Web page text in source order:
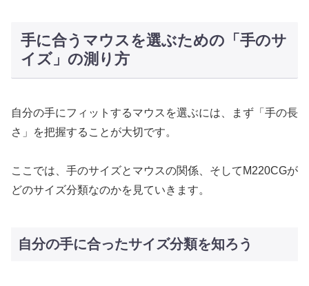
手に合うマウスを選ぶための「手のサ
イズ」の測り方
自分の手にフィットするマウスを選ぶには、まず「手の長
さ」を把握することが大切です。
ここでは、手のサイズとマウスの関係、そしてM220CGが
どのサイズ分類なのかを見ていきます。
自分の手に合ったサイズ分類を知ろう